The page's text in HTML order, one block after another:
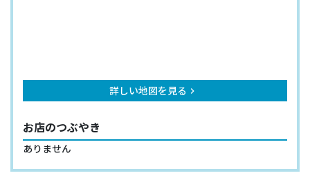
詳しい地図を見る keyboard_arrow_right
お店のつぶやき
ありません